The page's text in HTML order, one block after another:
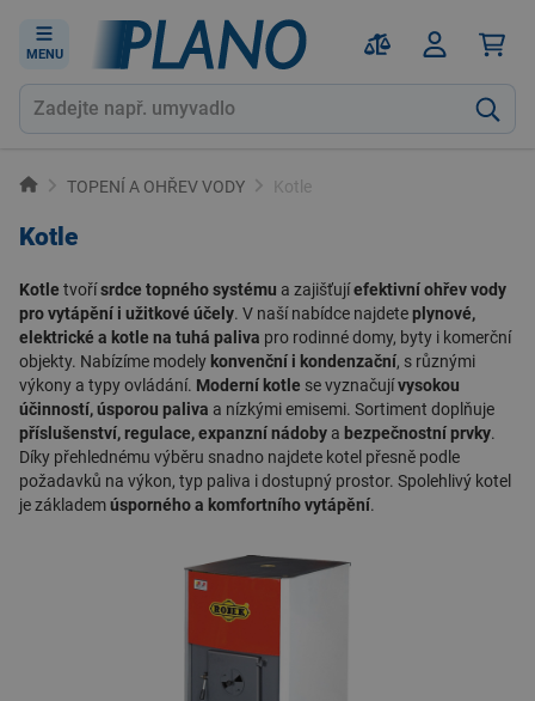
MENU
TOPENÍ A OHŘEV VODY Kotle
Kotle
Kotle tvořísrdce topného systému a zajišťujíefektivní ohřev vody
pro vytápění i užitkové účely. V naší nabídce najdeteplynové,
elektrické a kotle na tuhá paliva pro rodinné domy, byty i komerční
objekty. Nabízíme modely konvenční i kondenzační, s různými
výkony a typy ovládání. Moderní kotle se vyznačujívysokou
účinností, úsporou paliva a nízkými emisemi. Sortiment doplňuje
příslušenství, regulace, expanzní nádoby a bezpečnostní prvky.
Díky přehlednému výběru snadno najdete kotel přesně podle
požadavků na výkon, typ paliva i dostupný prostor. Spolehlivý kotel
je základemúsporného a komfortního vytápění.